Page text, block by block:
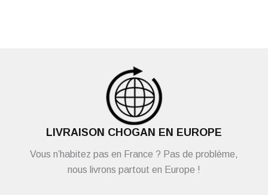
LIVRAISON CHOGAN EN EUROPE
Vous n’habitez pas en France ? Pas de problème,
nous livrons partout en Europe !